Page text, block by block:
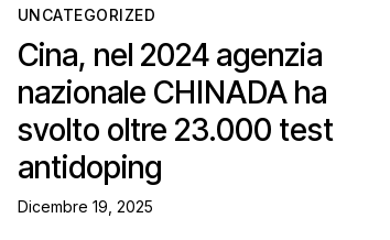
UNCATEGORIZED
Cina, nel 2024 agenzia
nazionale CHINADA ha
svolto oltre 23.000 test
antidoping
Dicembre 19, 2025